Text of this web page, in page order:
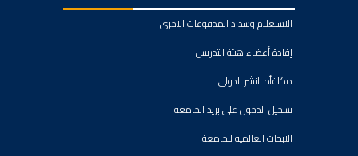
الاستعلام وسداد المدفوعات الاخرى
إفادة أعضاء هيئة التدريس
مكافأه النشر الدولى
تسجيل الدخول على بريد الجامعه
الابحاث العالميه للجامعة